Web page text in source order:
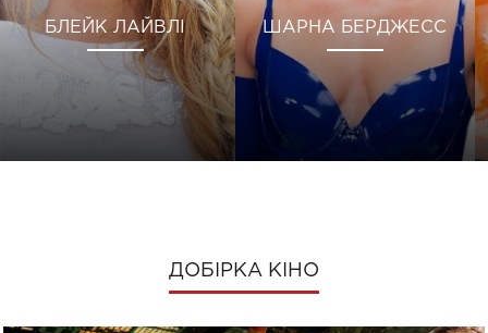
БЛЕЙК ЛАЙВЛІ ШАРНА БЕРДЖЕСС
ДОБІРКА КІНО